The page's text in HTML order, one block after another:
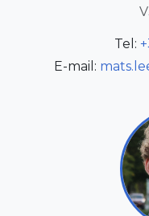
Tel:
E-mail: